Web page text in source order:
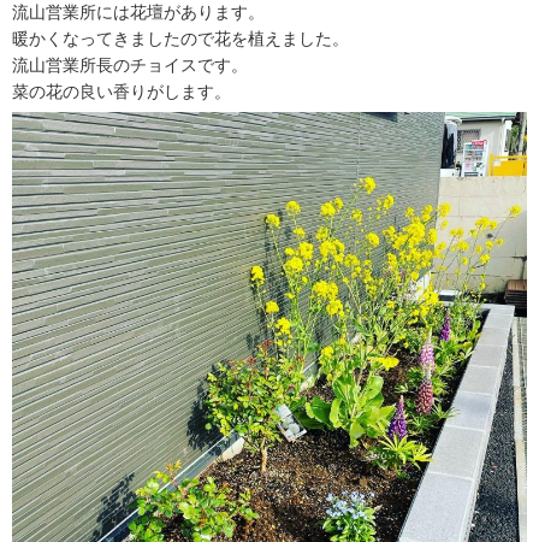
流山営業所には花壇があります。
暖かくなってきましたので花を植えました。
流山営業所長のチョイスです。
菜の花の良い香りがします。